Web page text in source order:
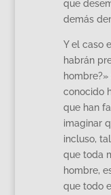
que
demás
Y el caso
habrán
conocido
que han
imaginar
incluso,
que toda
hombre,
que todo